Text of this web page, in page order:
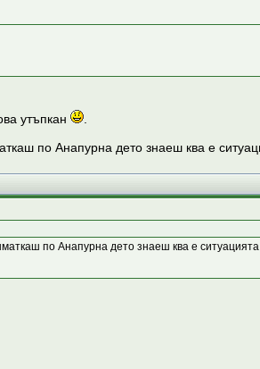
утъпкан
по Анапурна дето знаеш ква е
по Анапурна дето знаеш ква е